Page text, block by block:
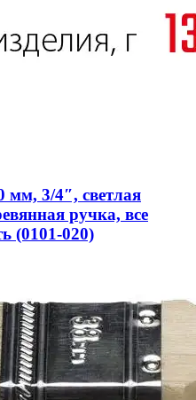
3/4″, светлая
ручка, все
(0101-020)